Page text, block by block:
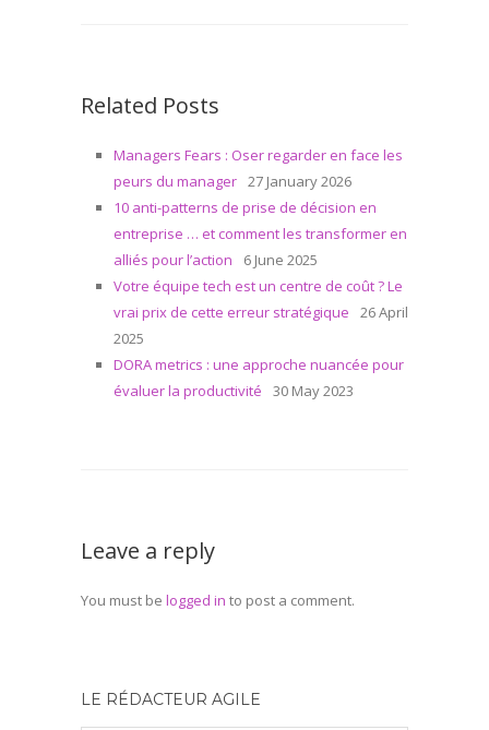
Related Posts
Managers Fears : Oser regarder en face les
peurs du manager 27 January 2026
10 anti-patterns de prise de décision en
entreprise … et comment les transformer en
alliés pour l’action
6 June 2025
Votre équipe tech est un centre de coût ? Le
vrai prix de cette erreur stratégique
26 April
2025
DORA metrics : une approche nuancée pour
évaluer la productivité
30 May 2023
Leave a reply
You must be logged in to post a comment.
LE RÉDACTEUR AGILE